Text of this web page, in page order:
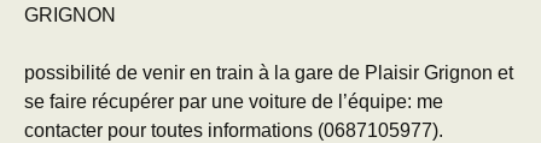
GRIGNON
possibilité de venir en train à la gare de Plaisir Grignon et
se faire récupérer par une voiture de l’équipe: me
contacter pour toutes informations (0687105977).